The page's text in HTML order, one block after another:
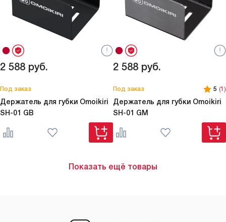
2 588 руб.
Под заказ
Держатель для губки Omoikiri
SH-01 GB
2 588 руб.
Под заказ 5 (1)
Держатель для губки Omoikiri
SH-01 GM
Показать ещё товары